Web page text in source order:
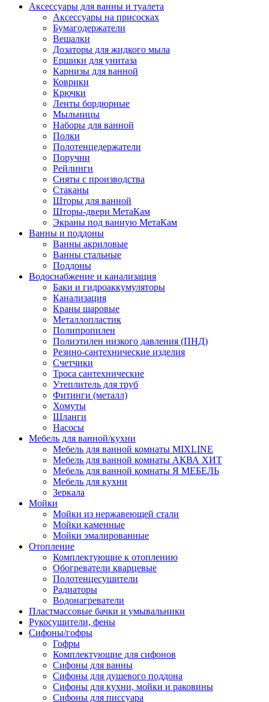
Аксессуары для ванны и туалета
Аксессуары на присосках
Бумагодержатели
Вешалки
Дозаторы для жидкого мыла
Ершики для унитаза
Карнизы для ванной
Коврики
Крючки
Ленты бордюрные
Мыльницы
Наборы для ванной
Полки
Полотенцедержатели
Поручни
Рейлинги
Сняты с производства
Стаканы
Шторы для ванной
Шторы-двери МетаКам
Экраны под ванную МетаКам
Ванны и поддоны
Ванны акриловые
Ванны стальные
Поддоны
Водоснабжение и канализация
Баки и гидроаккумуляторы
Канализация
Краны шаровые
Металлопластик
Полипропилен
Полиэтилен низкого давления (ПНД)
Резино-сантехнические изделия
Счетчики
Троса сантехнические
Утеплитель для труб
Фитинги (металл)
Хомуты
Шланги
Насосы
Мебель для ванной/кухни
Мебель для ванной комнаты MIXLINE
Мебель для ванной комнаты АКВА ХИТ
Мебель для ванной комнаты Я МЕБЕЛЬ
Мебель для кухни
Зеркала
Мойки
Мойки из нержавеющей стали
Мойки каменные
Мойки эмалированные
Отопление
Комплектующие к отоплению
Обогреватели кварцевые
Полотенцесушители
Радиаторы
Водонагреватели
Пластмассовые бачки и умывальники
Рукосушители, фены
Сифоны/гофры
Гофры
Комплектующие для сифонов
Сифоны для ванны
Сифоны для душевого поддона
Сифоны для кухни, мойки и раковины
Сифоны для писсуара